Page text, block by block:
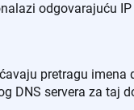
odgovarajuću
pretragu imena
DNS servera za taj